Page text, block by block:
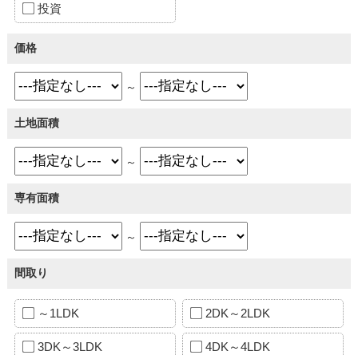
投資
価格
～
土地面積
～
専有面積
～
間取り
～1LDK 2DK～2LDK
3DK～3LDK 4DK～4LDK